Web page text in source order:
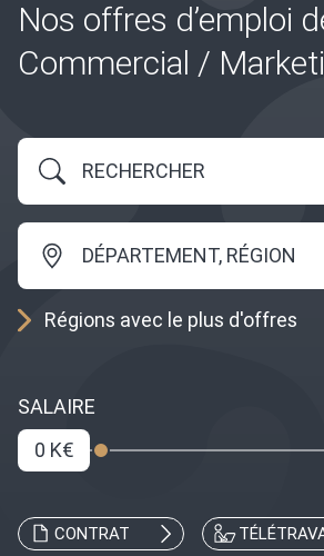
Nos offres d’emploi
Commercial /
DÉPARTEMENT, RÉGION
Régions avec le plus d'offres
SALAIRE
0 K€
CONTRAT